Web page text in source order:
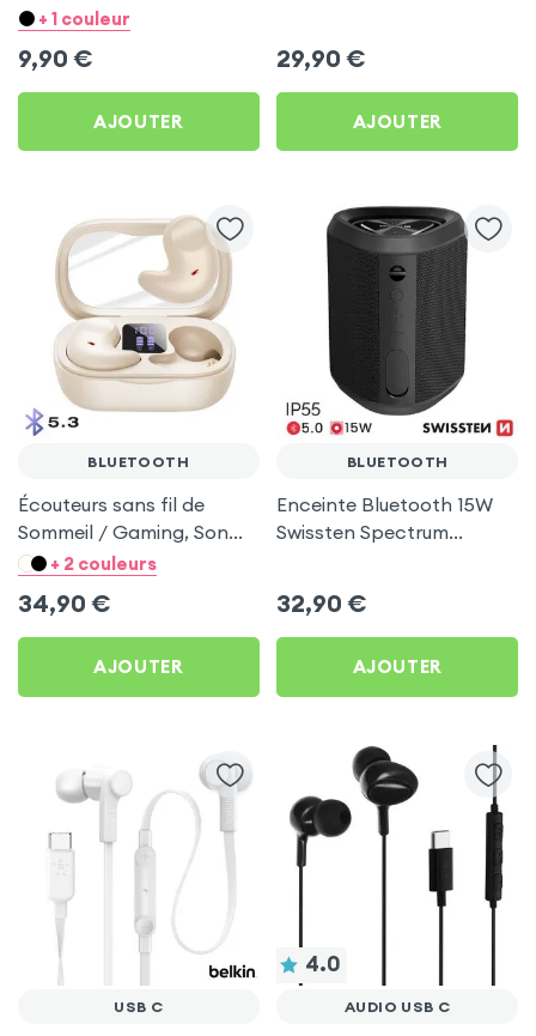
télécommande - prise
+ 1 couleur
9,90 €
AJOUTER
29,90 €
AJOUTER
BLUETOOTH
Écouteurs sans fil de
Sommeil / Gaming, Son
immersif avec Réduction
- Rose
+ 2 couleurs
34,90 €
AJOUTER
BLUETOOTH
Enceinte Bluetooth 15W
Swissten Spectrum
32,90 €
AJOUTER
USB C
4.0
AUDIO USB C